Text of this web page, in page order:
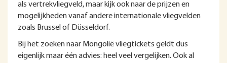
als vertrekvliegveld, maar kijk ook naar de prijzen en
mogelijkheden vanaf andere internationale vliegvelden
zoals Brussel of Düsseldorf.
Bij het zoeken naar Mongolië vliegtickets geldt dus
eigenlijk maar één advies: heel veel vergelijken. Ook al